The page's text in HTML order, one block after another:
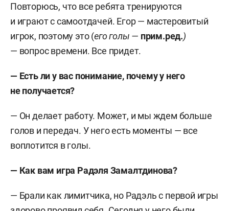
Повторюсь, что все ребята тренируются
и играют с самоотдачей. Егор — мастеровитый
игрок, поэтому это (его голы — прим.ред.)
— вопрос времени. Все придет.
— Есть ли у вас понимание, почему у него
не получается?
— Он делает работу. Может, и мы ждем больше
голов и передач. У него есть моменты — все
воплотится в голы.
— Как вам игра Радэля Замалтдинова?
— Брали как лимитчика, но Радэль с первой игры